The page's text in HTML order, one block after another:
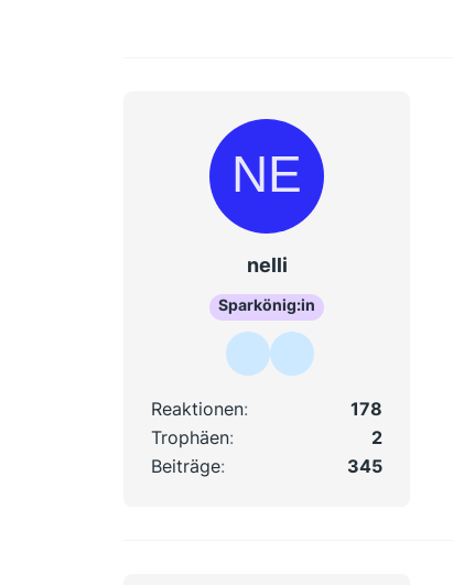
nelli
Sparkönig:in
Reaktionen
178
Trophäen
2
Beiträge
345